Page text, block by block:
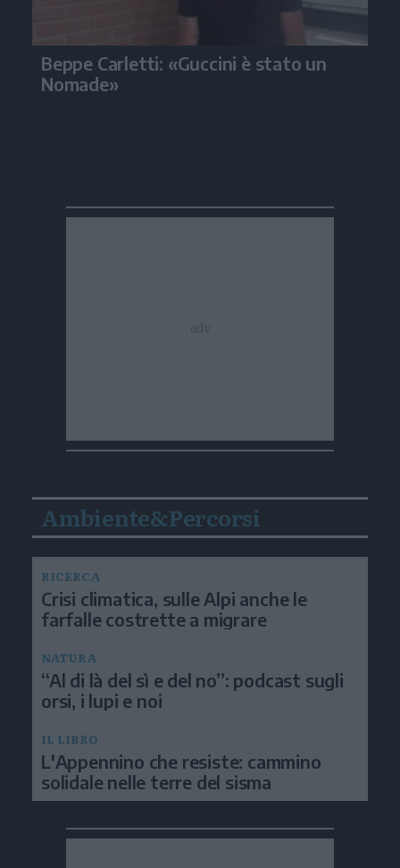
Beppe Carletti: «Guccini è stato un
Nomade»
Ambiente&Percorsi
RICERCA
Crisi climatica, sulle Alpi anche le
farfalle costrette a migrare
NATURA
“Al di là del sì e del no”: podcast sugli
orsi, i lupi e noi
IL LIBRO
L'Appennino che resiste: cammino
solidale nelle terre del sisma